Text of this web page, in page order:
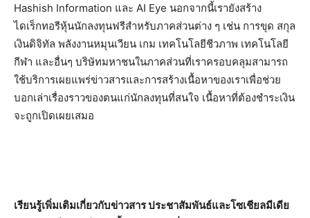
Hashish Information และ AI Eye นอกจากนี้เรายังสร้าง
ไดเร็กทอรีหุ้นนักลงทุนฟรีสำหรับภาคส่วนต่าง ๆ เช่น การขุด สกุล
เงินดิจิทัล พลังงานหมุนเวียน เกม เทคโนโลยีชีวภาพ เทคโนโลยี
กีฬา และอื่นๆ บริษัทมหาชนในภาคส่วนที่เราครอบคลุมสามารถ
ใช้บริการเผยแพร่ข่าวสารและการสร้างเนื้อหาของเราเพื่อช่วย
บอกเล่าเรื่องราวของตนแก่นักลงทุนที่สนใจ เนื้อหาที่ต้องชำระเงิน
จะถูกเปิดเผยเสมอ
เรียนรู้เพิ่มเติมเกี่ยวกับข่าวสาร ประชาสัมพันธ์และโซเชียลมีเดีย